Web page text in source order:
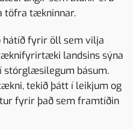
töfra tækninnar.
hátíð fyrir öll sem vilja
landsins sýna
stórglæsilegum básum.
tekið þátt í leikjum og
fyrir það sem framtíðin